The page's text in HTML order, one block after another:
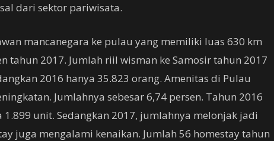
dari sektor pariwisata.
mancanegara ke pulau yang memiliki luas 630 km
tahun 2017. Jumlah riil wisman ke Samosir tahun 2017
2016 hanya 35.823 orang. Amenitas di Pulau
Jumlahnya sebesar 6,74 persen. Tahun 2016
unit. Sedangkan 2017, jumlahnya melonjak jadi
juga mengalami kenaikan. Jumlah 56 homestay tahun